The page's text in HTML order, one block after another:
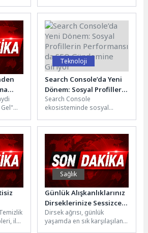
amacıyla “Anne Olmaya
Hazırlık” konulu seminer
düzenledi.Kadınlar
Lokali’nde...
Teknoloji
Search Console’da Yeni
Dönem: Sosyal Profillerin
Performansı da SEO
Gündemine Giriyor
Search Console
ekosisteminde sosyal
görünürlük sinyallerinin
konuşulmaya başlaması,
SEO’nun artık sadece web...
ilçe
Sağlık
Günlük Alışkanlıklarınız
Dirseklerinize Sessizce
Zarar Verebilir
Dirsek ağrısı, günlük
yaşamda en sık karşılaşılan